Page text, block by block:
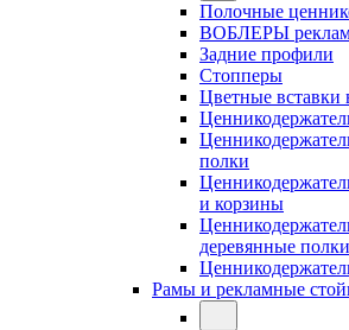
Полочные
ВОБЛЕРЫ
Задние профили
Стопперы
Цветные вставки
полки
и корзины
деревянные полки
Рамы и рекламные